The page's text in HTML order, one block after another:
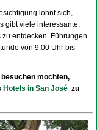
lohnt sich,
gibt viele interessante,
entdecken. Führungen
von 9.00 Uhr bis
möchten,
Hotels in San José zu